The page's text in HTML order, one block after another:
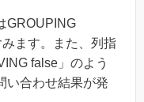
GROUPING
ます。また、列指
false」のよう
い合わせ結果が発